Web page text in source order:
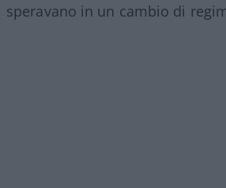
speravano in un cambio di